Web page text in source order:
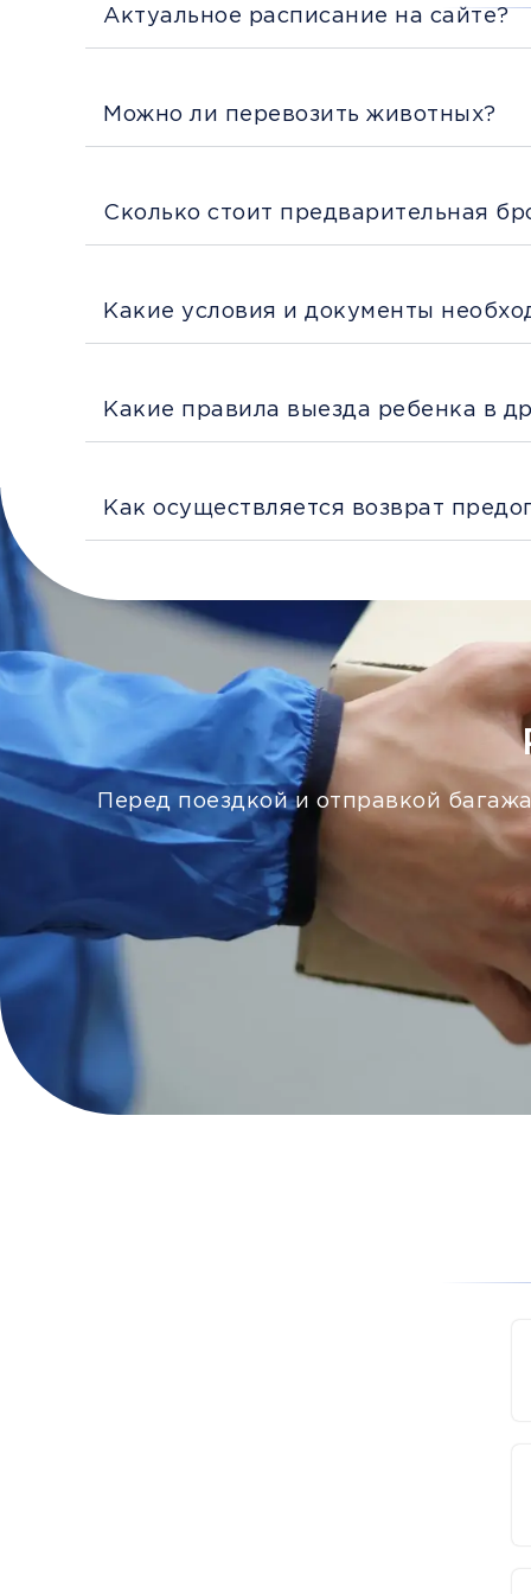
Актуальное расписание на сайте?
Можно ли перевозить животных?
Сколько стоит предварительная
Какие условия и документы
Какие правила выезда ребенка в
Как осуществляется возврат
Перед поездкой и отправкой